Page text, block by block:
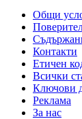
Общи
Контакти
Етичен
Всички
Ключови
Реклама
За нас